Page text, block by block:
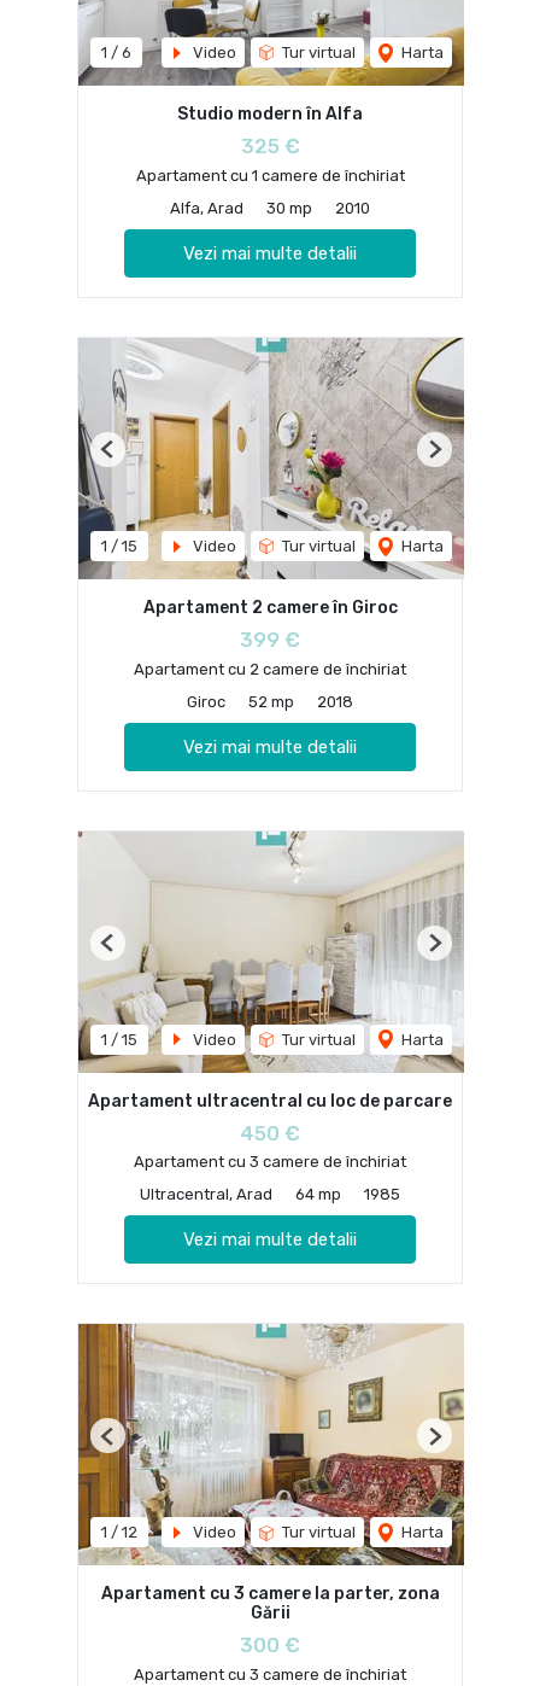
1 / 6 Video Tur virtual Harta
Studio modern în Alfa
325 €
Apartament cu 1 camere de închiriat
Alfa, Arad
30 mp 2010
Vezi mai multe detalii
1 / 15 Video Tur virtual Harta
Previous Next
Apartament 2 camere în Giroc
399 €
Apartament cu 2 camere de închiriat
Giroc
52 mp 2018
Vezi mai multe detalii
1 / 15 Video Tur virtual Harta
Previous Next
Apartament ultracentral cu loc de parcare
450 €
Apartament cu 3 camere de închiriat
Ultracentral, Arad
64 mp 1985
Vezi mai multe detalii
1 / 12 Video Tur virtual Harta
Previous Next
Apartament cu 3 camere la parter, zona
Gării
300 €
Apartament cu 3 camere de închiriat